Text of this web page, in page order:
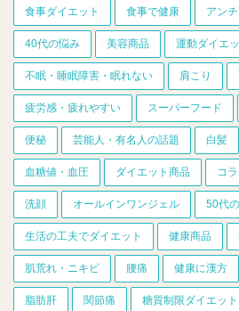
食事ダイエット 食事で健康 アン
40代の悩み 美容商品 運動ダイエ
不眠・睡眠障害・眠れない 肩こり
疲労感・疲れやすい スーパーフード
便秘 芸能人・有名人の話題 白髪
血糖値・血圧 ダイエット商品 コ
洗顔 オールインワンジェル 50代
生活の工夫でダイエット 健康商品
肌荒れ・ニキビ 腰痛 健康に漢方
脂肪肝 関節痛 糖質制限ダイエット